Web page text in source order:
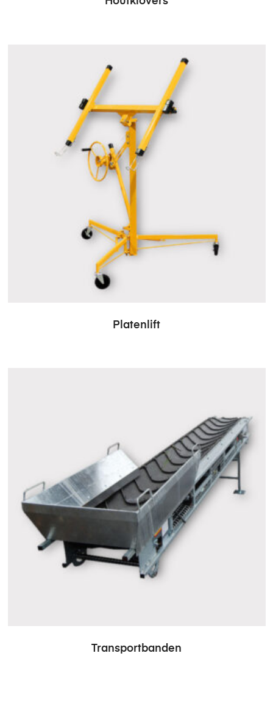
Platenlift
Transportbanden